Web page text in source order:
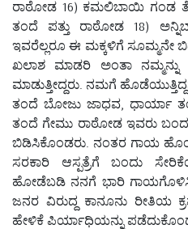
ರಾಠೋಡ 16) ಕಮಲಿಬಾಯಿ ಗಂಡ
ತಂದೆ ಪತ್ತು ರಾಠೋಡ 18)
ಇವರೆಲ್ಲರೂ ಈ ಮಕ್ಕಳಿಗೆ ಸೂಮ್ಮನೇ
ಖಲಾಶ ಮಾಡರಿ ಅಂತಾ
ಮಾಡುತ್ತೀದ್ದರು. ನಮಗೆ
ತಂದೆ ಬೋಜು ಜಾಧವ, ಧಾರ್ಯಾ
ತಂದೆ ಗೇಮು ರಾಠೋಡ ಇವರು
ಬಿಡಿಸಿಕೊಂಡರು. ನಂತರ ಗಾಯ
ಸರಕಾರಿ ಆಸ್ಪತ್ರೆಗೆ ಬಂದು
ಹೋಡೆಬಡಿ ನನಗೆ ಭಾರಿ
ಜನರ ವಿರುದ್ದ ಕಾನೂನು ರೀತಿಯ
ಹೇಳಿಕೆ ಪಿರ್ಯಾಧಿಯನ್ನು